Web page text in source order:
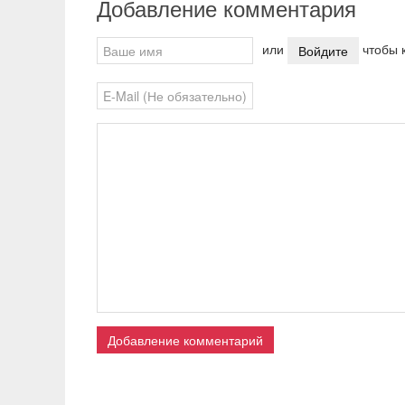
Добавление комментария
или Войдите чтобы
Добавление комментарий